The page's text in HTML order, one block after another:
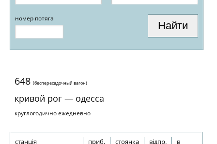
номер потяга
648 (беспересадочный вагон)
кривой рог — одесса
круглогодично ежедневно
станція приб. стоянка відпр.
в